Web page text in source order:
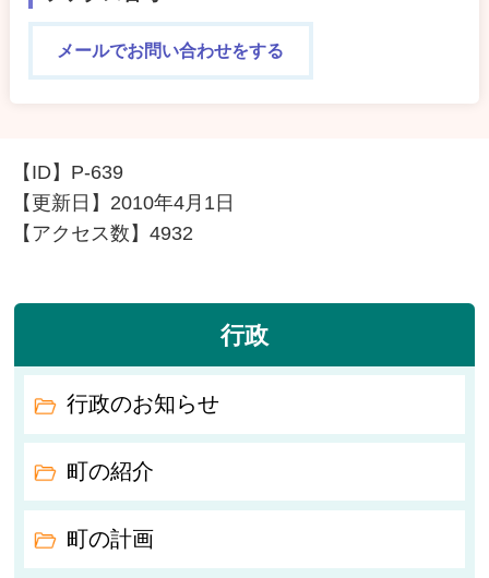
メールでお問い合わせをする
【ID】 P-639
【更新日】 2010年4月1日
【アクセス数】4932
行政
行政のお知らせ
町の紹介
町の計画